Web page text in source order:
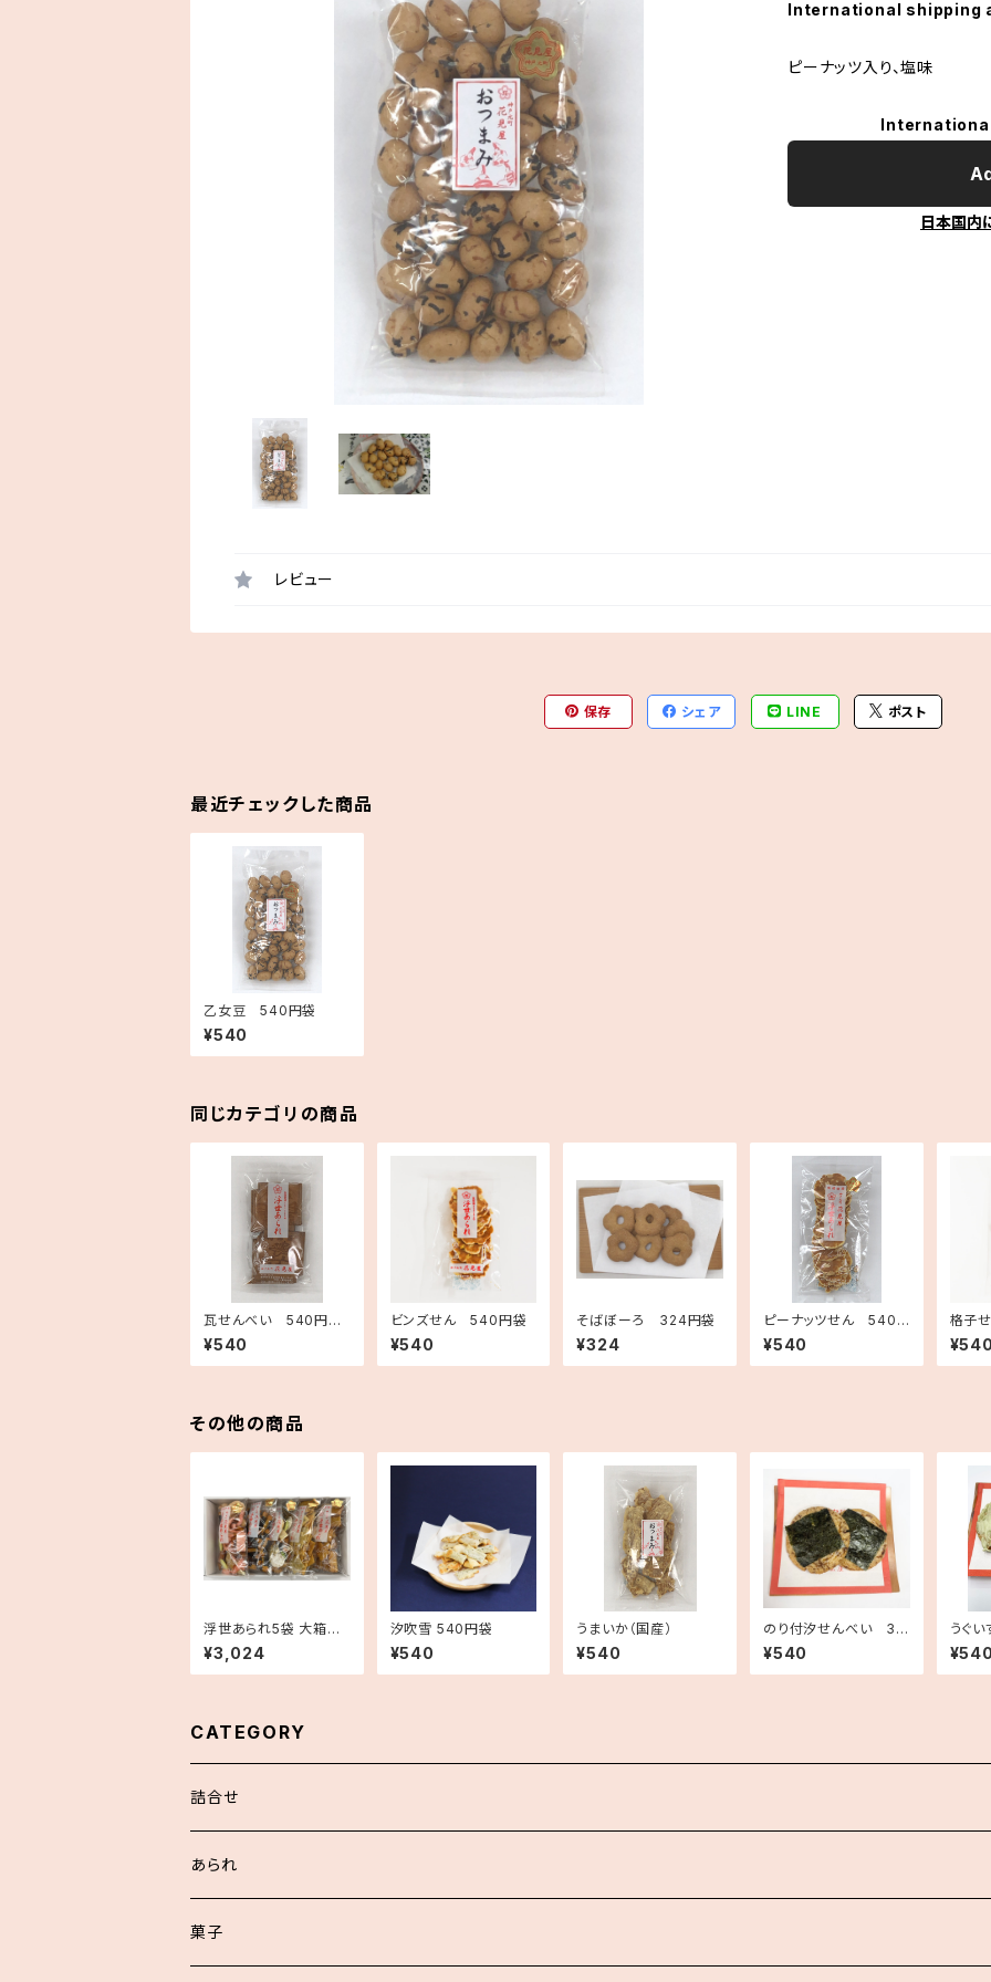
International shipping
ピーナッツ入り、塩味
日本国内
レビュー
保存 シェア LINE ポスト
最近チェックした商品
乙女豆 540円袋
¥540
同じカテゴリの商品
瓦せんべい 540円袋
(7枚入り)
¥540
ビンズせん 540円袋
¥540
そばぼーろ 324円袋
¥324
ピーナッツせん 540
円袋
¥540
格子
その他の商品
浮世あられ5袋 大箱詰
合せ
¥3,024
汐吹雪 540円袋
¥540
うまいか（国産）
¥540
のり付汐せんべい 3
枚入り
¥540
うぐ
CATEGORY
詰合せ
浮世あられ詰合せ
お好詰合せ
あられ
菓子